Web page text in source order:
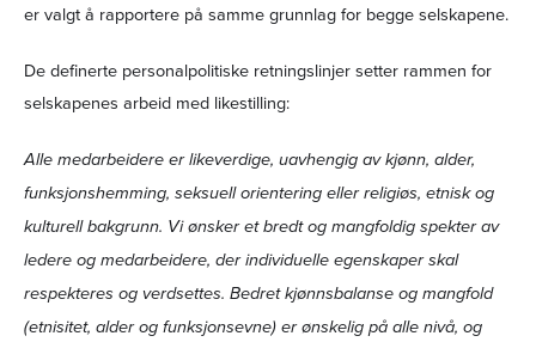
er valgt å rapportere på samme grunnlag for begge selskapene.
De definerte personalpolitiske retningslinjer setter rammen for
selskapenes arbeid med likestilling:
Alle medarbeidere er likeverdige, uavhengig av kjønn, alder,
funksjonshemming, seksuell orientering eller religiøs, etnisk og
kulturell bakgrunn. Vi ønsker et bredt og mangfoldig spekter av
ledere og medarbeidere, der individuelle egenskaper skal
respekteres og verdsettes. Bedret kjønnsbalanse og mangfold
(etnisitet, alder og funksjonsevne) er ønskelig på alle nivå, og